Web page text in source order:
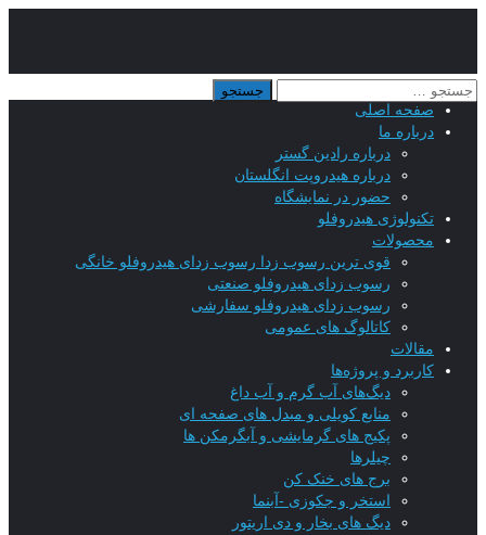
صفحه اصلی
درباره ما
درباره رادین گستر
درباره هیدروپت انگلستان
حضور در نمایشگاه
تکنولوژی هیدروفلو
محصولات
قوی ترین رسوب زدا رسوب زدای هیدروفلو خانگی
رسوب زدای هیدروفلو صنعتی
رسوب زدای هیدروفلو سفارشی
کاتالوگ های عمومی
مقالات
کاربرد و پروژه‌ها
دیگ‌های آب گرم و آب داغ
منابع کویلی و مبدل های صفحه ای
پکیج های گرمایشی و آبگرمکن ها
چیلرها
برج های خنک کن
استخر و جکوزی -آبنما
دیگ های بخار و دی اریتور